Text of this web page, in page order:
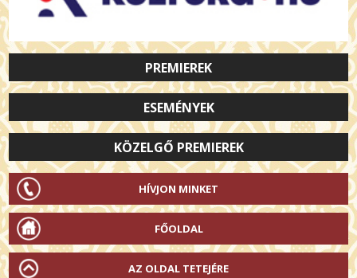
PREMIEREK
ESEMÉNYEK
KÖZELGŐ PREMIEREK
HÍVJON MINKET
FŐOLDAL
AZ OLDAL TETEJÉRE